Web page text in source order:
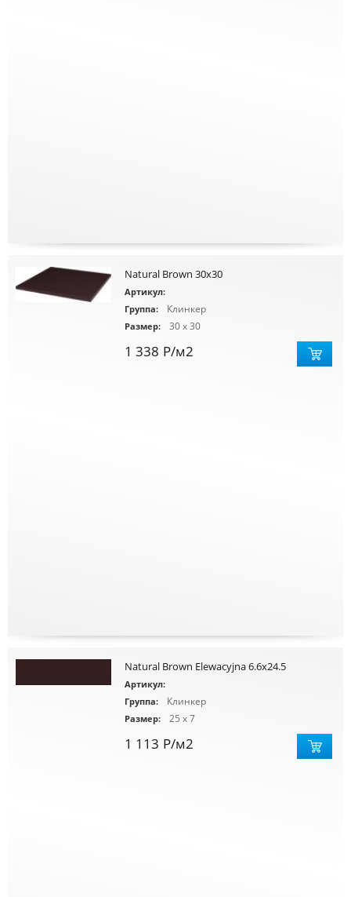
Natural Brown 30x30
Артикул:
Группа:
Клинкер
Размер: 30 x 30
1 338 Р/м2
Natural Brown Elewacyjna 6.6x24.5
Артикул:
Группа:
Клинкер
Размер: 25 x 7
1 113 Р/м2